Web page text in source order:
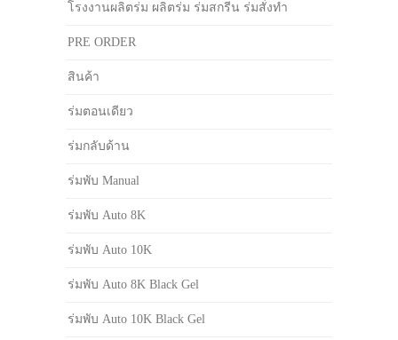
โรงงานผลิตร่ม ผลิตร่ม ร่มสกรีน ร่มสั่งทำ
PRE ORDER
สินค้า
ร่มตอนเดียว
ร่มกลับด้าน
ร่มพับ Manual
ร่มพับ Auto 8K
ร่มพับ Auto 10K
ร่มพับ Auto 8K Black Gel
ร่มพับ Auto 10K Black Gel